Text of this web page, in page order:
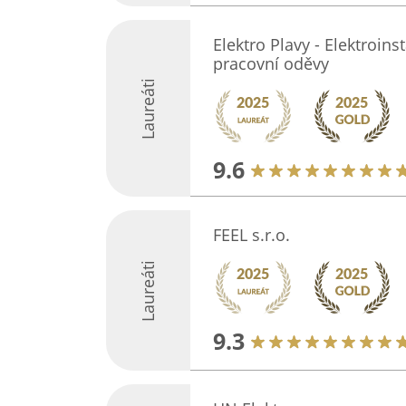
Laureáti
Elektro Plavy -
pracovní oděvy
9.6
Laureáti
FEEL s.r.o.
9.3